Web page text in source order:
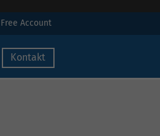
Free Account
Kontakt